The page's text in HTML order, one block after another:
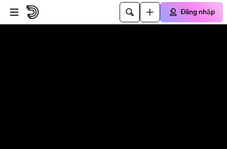
Đi đến trình phát
Đi đến nội dung chính
Đăng nhập